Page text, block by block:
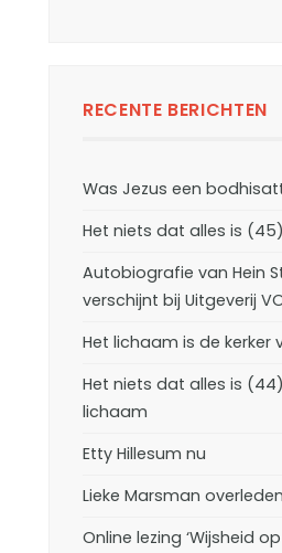
RECENTE BERICHTEN
Was Jezus een
Het niets dat alles is
Autobiografie van Hein
verschijnt bij Uitgeverij
Het lichaam is de kerker
Het niets dat alles is
lichaam
Etty Hillesum nu
Lieke Marsman overleden
Online lezing ‘Wijsheid